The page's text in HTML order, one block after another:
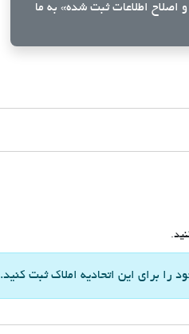
اصلاح اطلاعات ثبت شده» به ما
را برای این اتحادیه املاک ثبت کنید.